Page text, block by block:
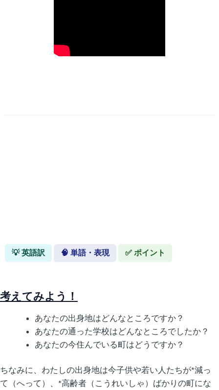
💡 英語訳 🧠 単語・表現 ✅ ポイント
考えてみよう！
あなたの出身地はどんなところですか？
あなたの通った学校はどんなところでしたか？
あなたの今住んでいる町はどうですか？
ちなみに、わたしの出身地は今子供や若い人たちが*減っ
て（へって）、*高齢者（こうれいしゃ）ばかりの町にな